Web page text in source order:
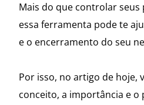
Mais do que controlar seus
essa ferramenta pode te
e o encerramento do seu
Por isso, no artigo de hoje,
conceito, a importância e o